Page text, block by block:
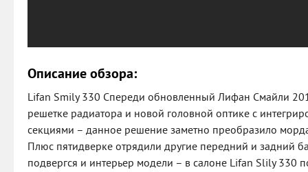
Описание обзора:
Lifan Smily 330 Спереди обновленный Лифан Смайли
решетке радиатора и новой головной оптике с
секциями – данное решение заметно преобразило
Плюс пятидверке отрядили другие передний и задний
подвергся и интерьер модели – в салоне Lifan Slily 330